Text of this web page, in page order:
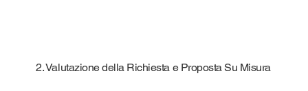
2. Valutazione della Richiesta e Proposta Su Misura